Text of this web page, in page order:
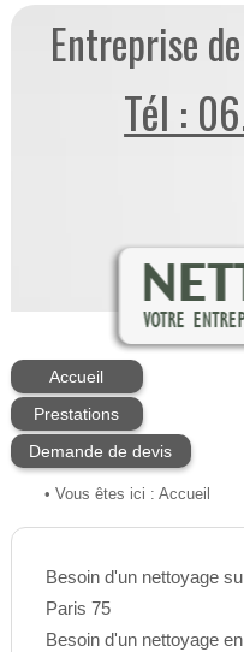
Entreprise
Tél :
Accueil
Prestations
Demande de devis
• Vous êtes ici : Accueil
Besoin d'un nettoyage
Paris 75
Besoin d'un nettoyage en